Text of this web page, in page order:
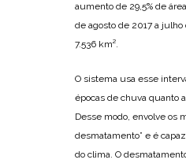
aumento de 29,5% de
de agosto de 2017 a
7.536 km².
O sistema usa esse
épocas de chuva quanto
Desse modo, envolve os
desmatamento” e é
do clima. O